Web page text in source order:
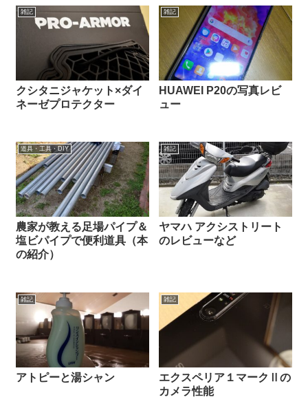
雑記
クシタニジャケット×ダイ
ネーゼプロテクター
雑記
HUAWEI P20の写真レビ
ュー
道具・工具・DIY
農家が教える足場パイプ＆
塩ビパイプで便利道具（本
の紹介）
雑記
ヤマハ アクシストリート
のレビューなど
雑記
アトピーと湯シャン
雑記
エクスペリア１マークⅡの
カメラ性能